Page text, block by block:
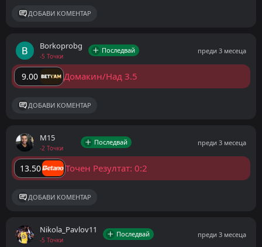
ДОБАВИ КОМЕНТАР
Borkoprobg
-5 Точки
Последвай преди 3 месеца
9.00 Домакин/Над 3.5
ДОБАВИ КОМЕНТАР
M15
-2 Точки
Последвай преди 3 месеца
13.50 Точен Резултат: 0:2
ДОБАВИ КОМЕНТАР
Nikola_Pavlov11
-5 Точки
Последвай преди 3 месеца